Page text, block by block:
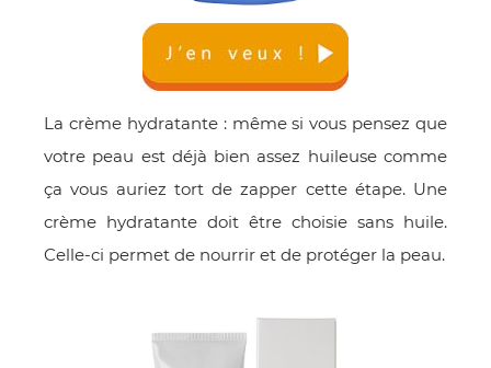
La crème hydratante : même si vous pensez que
votre peau est déjà bien assez huileuse comme
ça vous auriez tort de zapper cette étape. Une
crème hydratante doit être choisie sans huile.
Celle-ci permet de nourrir et de protéger la peau.